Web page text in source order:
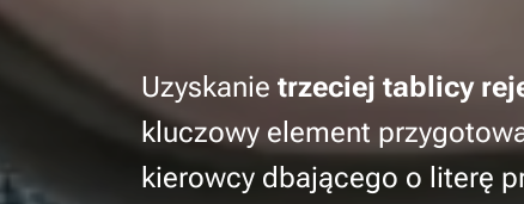
Uzyskanie trzeciej tablicy
kluczowy element
kierowcy dbającego o literę